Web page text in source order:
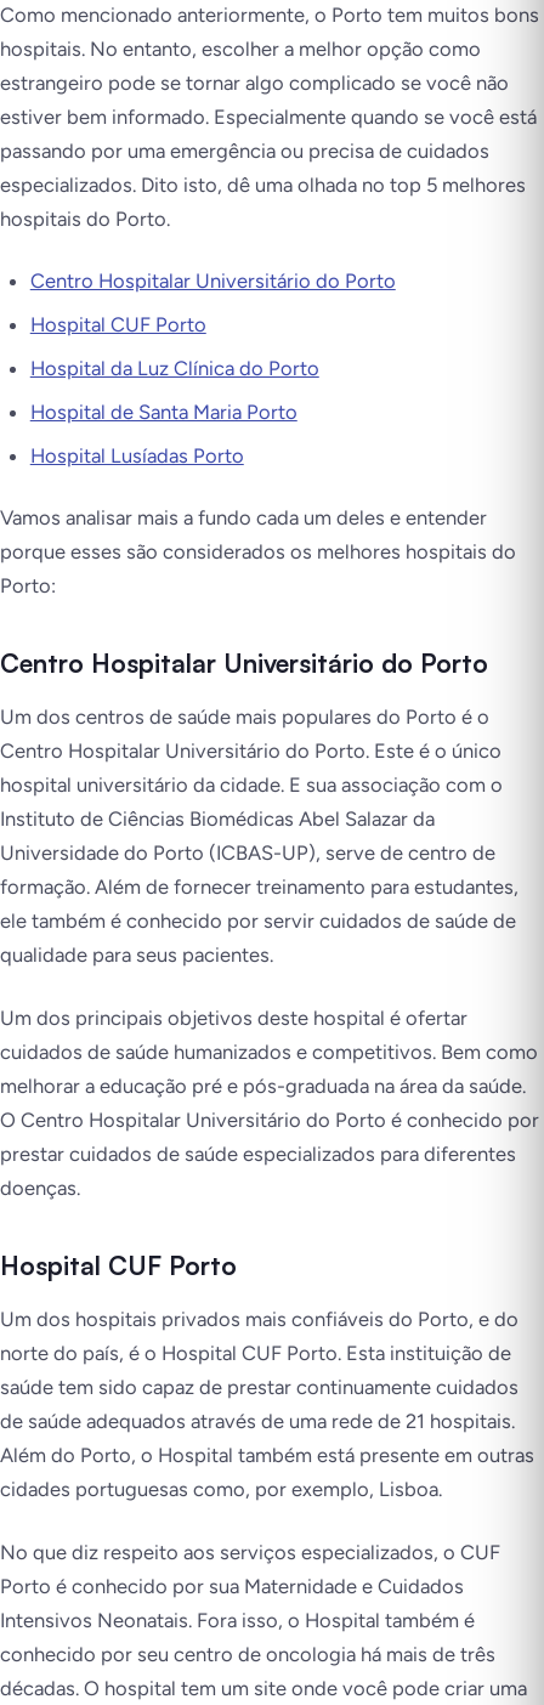
Como mencionado anteriormente, o Porto tem muitos bons
hospitais. No entanto, escolher a melhor opção como
estrangeiro pode se tornar algo complicado se você não
estiver bem informado. Especialmente quando se você está
passando por uma emergência ou precisa de cuidados
especializados. Dito isto, dê uma olhada no top 5 melhores
hospitais do Porto.
Centro Hospitalar Universitário do Porto
Hospital CUF Porto
Hospital da Luz Clínica do Porto
Hospital de Santa Maria Porto
Hospital Lusíadas Porto
Vamos analisar mais a fundo cada um deles e entender
porque esses são considerados os melhores hospitais do
Porto:
Centro Hospitalar Universitário do Porto
Um dos centros de saúde mais populares do Porto é o
Centro Hospitalar Universitário do Porto. Este é o único
hospital universitário da cidade. E sua associação com o
Instituto de Ciências Biomédicas Abel Salazar da
Universidade do Porto (ICBAS-UP), serve de centro de
formação. Além de fornecer treinamento para estudantes,
ele também é conhecido por servir cuidados de saúde de
qualidade para seus pacientes.
Um dos principais objetivos deste hospital é ofertar
cuidados de saúde humanizados e competitivos. Bem como
melhorar a educação pré e pós-graduada na área da saúde.
O Centro Hospitalar Universitário do Porto é conhecido por
prestar cuidados de saúde especializados para diferentes
doenças.
Hospital CUF Porto
Um dos hospitais privados mais confiáveis do Porto, e do
norte do país, é o Hospital CUF Porto. Esta instituição de
saúde tem sido capaz de prestar continuamente cuidados
de saúde adequados através de uma rede de 21 hospitais.
Além do Porto, o Hospital também está presente em outras
cidades portuguesas como, por exemplo, Lisboa.
No que diz respeito aos serviços especializados, o CUF
Porto é conhecido por sua Maternidade e Cuidados
Intensivos Neonatais. Fora isso, o Hospital também é
conhecido por seu centro de oncologia há mais de três
décadas. O hospital tem um site onde você pode criar uma